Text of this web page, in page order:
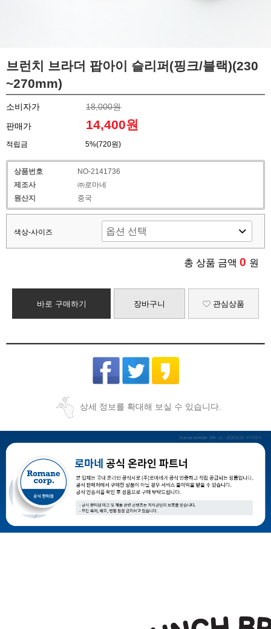
브런치 브라더 팝아이 슬리퍼(핑크/블랙)(230
~270mm)
소비자가
18,000원
판매가
14,400원
적립금 5%(720원)
상품번호
NO-2141736
제조사
㈜로마네
원산지
중국
색상-사이즈
총 상품 금액 0 원
바로 구매하기 장바구니 관심상품
상세 정보를 확대해 보실 수 있습니다.